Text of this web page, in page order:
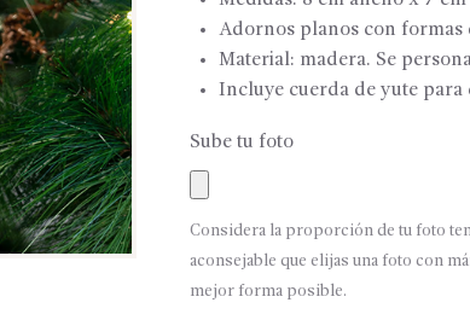
Adornos planos con formas
Material: madera. Se
Incluye cuerda de yute para
Sube tu foto
Considera la proporción de tu foto
aconsejable que elijas una foto con
mejor forma posible.